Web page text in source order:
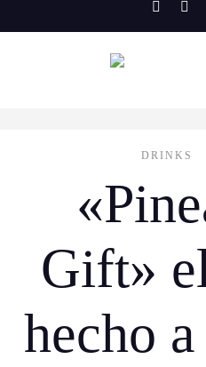
to
DRINKS
Gift»
hecho